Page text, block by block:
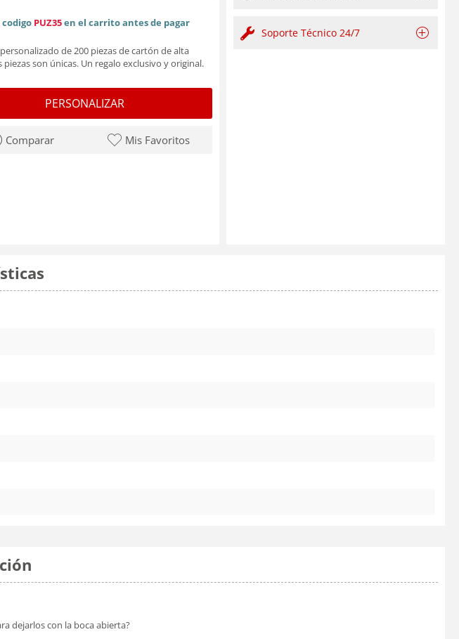
PUZ35en el carrito antes de pagar
de 200 piezas de cartón de alta
piezas son únicas. Un regalo exclusivo y original.
PERSONALIZAR
Comparar Mis Favoritos
Soporte Técnico 24/7
dejarlos con la boca abierta?